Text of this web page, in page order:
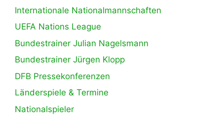
Internationale Nationalmannschaften
UEFA Nations League
Bundestrainer Julian Nagelsmann
Bundestrainer Jürgen Klopp
DFB Pressekonferenzen
Länderspiele & Termine
Nationalspieler